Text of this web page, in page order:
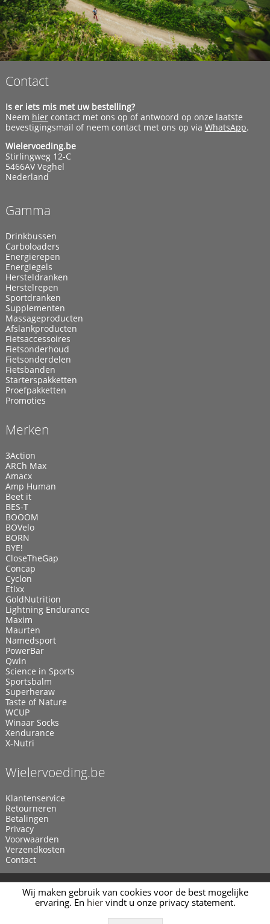
Contact
Is er iets mis met uw bestelling?
Neem hiercontact met ons op of antwoord op onze laatste
bevestigingsmail of neem contact met ons op via WhatsApp.
Wielervoeding.be
Stirlingweg 12-C
5466AV Veghel
Nederland
Gamma
Drinkbussen
Carboloaders
Energierepen
Energiegels
Hersteldranken
Herstelrepen
Sportdranken
Supplementen
Massageproducten
Afslankproducten
Fietsaccessoires
Fietsonderhoud
Fietsonderdelen
Fietsbanden
Starterspakketten
Proefpakketten
Promoties
Merken
3Action
ARCh Max
Amacx
Amp Human
Beet it
BES-T
BOOOM
BOVelo
BORN
BYE!
CloseTheGap
Concap
Cyclon
Etixx
GoldNutrition
Lightning Endurance
Maxim
Maurten
Namedsport
PowerBar
Qwin
Science in Sports
Sportsbalm
Superheraw
Taste of Nature
WCUP
Winaar Socks
Xendurance
X-Nutri
Wielervoeding.be
Klantenservice
Retourneren
Betalingen
Privacy
Voorwaarden
Verzendkosten
Contact
© 2011 - 2026Wielervoeding.be Webwinkel doorManieu.com
Wij maken gebruik van cookies voor de best mogelijke
ervaring. En hiervindt u onze privacy statement.